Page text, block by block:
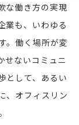
な働き方の実現
業も、いわゆる
。働く場所が変
せないコミュニ
として、あるい
、オフィスリン